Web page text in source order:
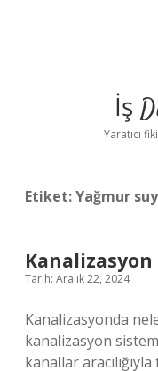
İş
Yaratıcı
Etiket:Yağmur
Tarih: Aralık 22, 2024
Kanalizasyonda
kanalizasyon
kanallar aracılığıyla